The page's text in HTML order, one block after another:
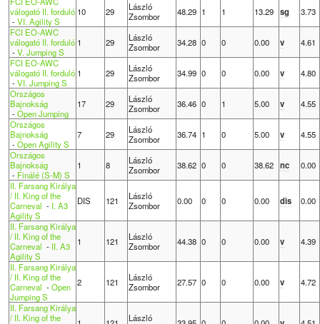
válogató II. forduló
-VI. Agility S
10 29
László
Zsombor
48.29 1 1 13.29 sg
3.73
FCI EO-AWC
válogató II. forduló
-V. Jumping S
1 29
László
Zsombor
34.28 0 0 0.00 v
4.61
FCI EO-AWC
válogató II. forduló
-VI. Jumping S
1 29
László
Zsombor
34.99 0 0 0.00 v
4.80
Országos
Bajnokság
-Open Jumping
17 29
László
Zsombor
36.46 0 1 5.00 v
4.55
Országos
Bajnokság
-Open Agility S
7 29
László
Zsombor
36.74 1 0 5.00 v
4.55
Országos
Bajnokság
- Finálé (S-M) S
1 8
László
Zsombor
38.62 0 0 38.62 nc
0.00
II. Farsang Királya
/ II. King of the
Carneval - I. A3
Agility S
DIS 121
László
Zsombor
0.00 0 0 0.00 dis 0.00
II. Farsang Királya
/ II. King of the
Carneval - II. A3
Agility S
1 121
László
Zsombor
44.38 0 0 0.00 v 4.39
II. Farsang Királya
/ II. King of the
Carneval -Open
Jumping S
2 121
László
Zsombor
27.57 0 0 0.00 v 4.72
II. Farsang Királya
/ II. King of the
László